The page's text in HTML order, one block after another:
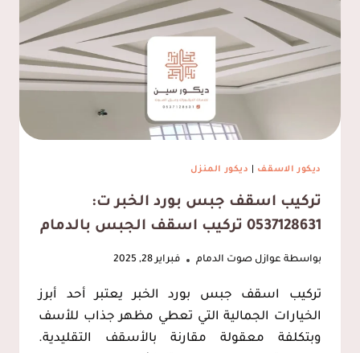
الخبر
ديكور الاسقف ديكور المنزل
تركيب اسقف جبس بورد الخبر ت:
0537128631 تركيب اسقف الجبس بالدمام
بواسطة عوازل صوت الدمام فبراير 28, 2025
تركيب اسقف جبس بورد الخبر يعتبر أحد أبرز
الخيارات الجمالية التي تعطي مظهر جذاب للأسف
وبتكلفة معقولة مقارنة بالأسقف التقليدية.